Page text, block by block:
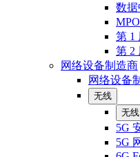
数
第 1
第 2
网络设备制造商
网络设备
无线
无线
5G
5G